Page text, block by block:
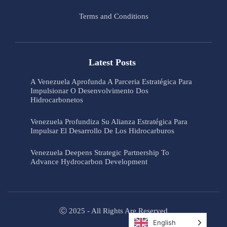
Terms and Conditions
Latest Posts
A Venezuela Aprofunda A Parceria Estratégica Para
Impulsionar O Desenvolvimento Dos
Hidrocarbonetos
Venezuela Profundiza Su Alianza Estratégica Para
Impulsar El Desarrollo De Los Hidrocarburos
Venezuela Deepens Strategic Partnership To
Advance Hydrocarbon Development
Ⓒ 2025 - All Rights Are Reserved
English